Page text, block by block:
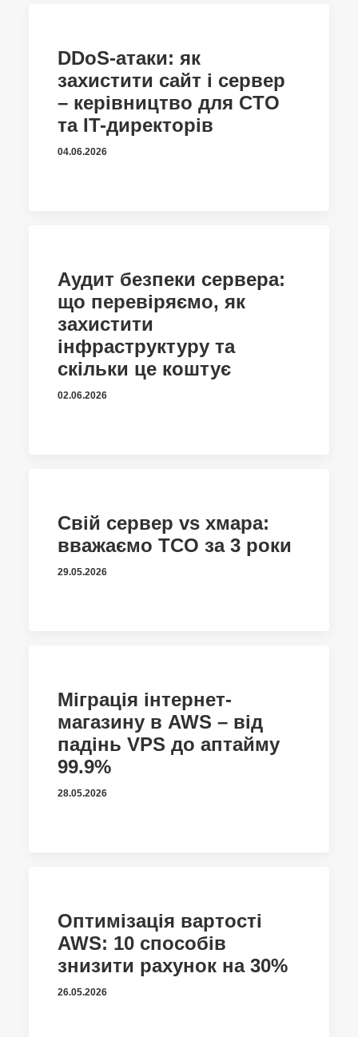
DDoS-атаки: як
захистити сайт і сервер
– керівництво для CTO
та IT-директорів
04.06.2026
Аудит безпеки сервера:
що перевіряємо, як
захистити
інфраструктуру та
скільки це коштує
02.06.2026
Свій сервер vs хмара:
вважаємо TCO за 3 роки
29.05.2026
Міграція інтернет-
магазину в AWS – від
падінь VPS до аптайму
99.9%
28.05.2026
Оптимізація вартості
AWS: 10 способів
знизити рахунок на 30%
26.05.2026